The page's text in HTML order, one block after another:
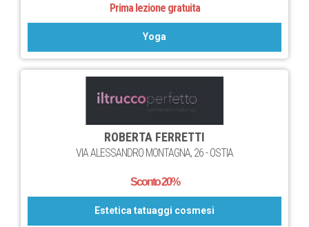
Prima lezione gratuita
Yoga
ROBERTA FERRETTI
VIA ALESSANDRO MONTAGNA, 26 - OSTIA
Sconto 20%
Estetica tatuaggi cosmesi